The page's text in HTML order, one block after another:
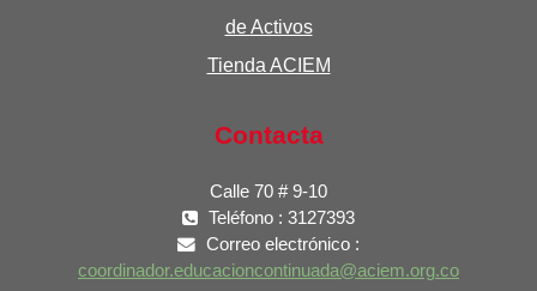
de Activos
Tienda ACIEM
Contacta
Calle 70 # 9-10
Teléfono : 3127393
Correo electrónico :
coordinador.educacioncontinuada@aciem.org.co